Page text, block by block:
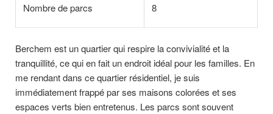
Nombre de parcs 8
Berchem est un quartier qui respire la convivialité et la
tranquillité, ce qui en fait un endroit idéal pour les familles. En
me rendant dans ce quartier résidentiel, je suis
immédiatement frappé par ses maisons colorées et ses
espaces verts bien entretenus. Les parcs sont souvent